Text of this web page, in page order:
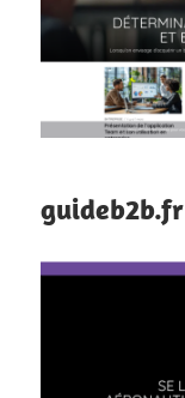
guideb2b.fr